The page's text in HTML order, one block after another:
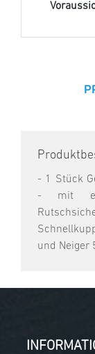
- 1 Stück
- mit
und